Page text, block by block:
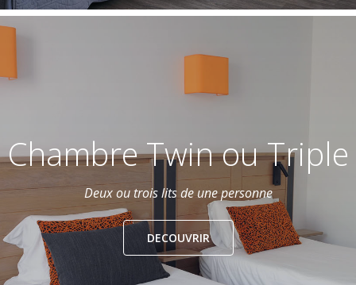
Chambre Twin ou Triple
Deux ou trois lits de une personne
DECOUVRIR